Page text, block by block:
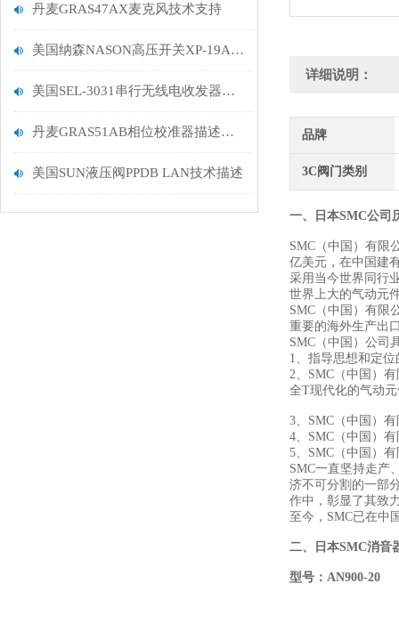
丹麦GRAS47AX麦克风技术支持
美国纳森NASON高压开关XP-19A-50F/ESAU23大量到货
美国SEL-3031串行无线电收发器产品介绍
丹麦GRAS51AB相位校准器描述分析
美国SUN液压阀PPDB LAN技术描述
详细说明：
品牌
3C阀门类别
一、日本SMC公司
SMC（中国）有限
亿美元，在中国建
采用当今世界同行
世界上大的气动元
SMC（中国）有限
重要的海外生产出
SMC（中国）公司
1、指导思想和定
2、SMC（中国）
全T现代化的气动
3、SMC（中国）
4、SMC（中国）
5、SMC（中国）
SMC一直坚持走产
济不可分割的一部
作中，彰显了其致
至今，SMC已在中
二、 日本SMC消音
型号： AN900-20